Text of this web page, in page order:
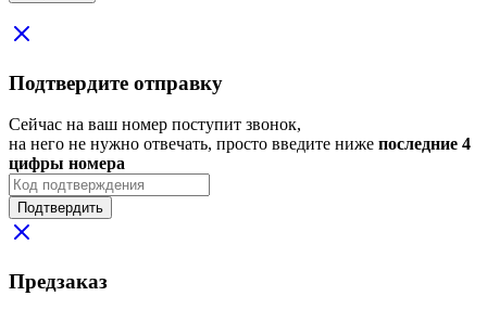
Подтвердите отправку
Сейчас на ваш номер поступит звонок,
на него не нужно отвечать, просто введите ниже последние 4
цифры номера
Подтвердить
Предзаказ